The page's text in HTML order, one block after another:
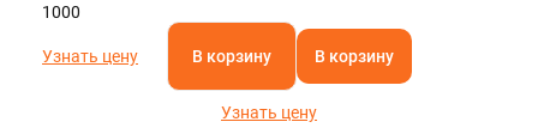
1000
Узнать цену В корзину В корзину
Узнать цену